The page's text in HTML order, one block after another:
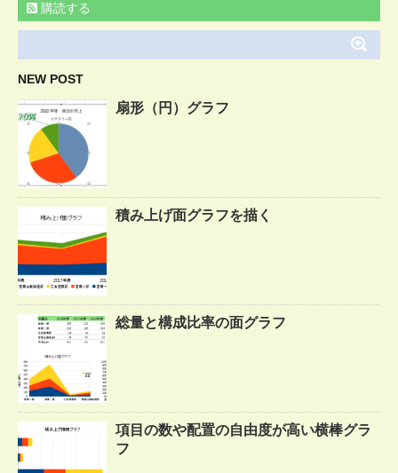
購読する
NEW POST
扇形（円）グラフ
積み上げ面グラフを描く
総量と構成比率の面グラフ
項目の数や配置の自由度が高い横棒グラ
フ